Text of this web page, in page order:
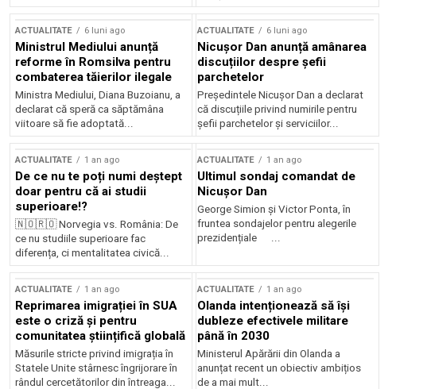
ACTUALITATE 6 luni ago
Ministrul Mediului anunță
reforme în Romsilva pentru
combaterea tăierilor ilegale
Ministra Mediului, Diana Buzoianu, a
declarat că speră ca săptămâna
viitoare să fie adoptată...
ACTUALITATE 6 luni ago
Nicușor Dan anunță amânarea
discuțiilor despre șefii
parchetelor
Președintele Nicușor Dan a declarat
că discuțiile privind numirile pentru
șefii parchetelor și serviciilor...
ACTUALITATE 1 an ago
De ce nu te poți numi deștept
doar pentru că ai studii
superioare!?
🇳🇴🇷🇴 Norvegia vs. România: De
ce nu studiile superioare fac
diferența, ci mentalitatea civică...
ACTUALITATE 1 an ago
Ultimul sondaj comandat de
Nicușor Dan
George Simion și Victor Ponta, în
fruntea sondajelor pentru alegerile
prezidențiale ...
ACTUALITATE 1 an ago
Reprimarea imigrației în SUA
este o criză și pentru
comunitatea științifică globală
Măsurile stricte privind imigrația în
Statele Unite stârnesc îngrijorare în
rândul cercetătorilor din întreaga...
ACTUALITATE 1 an ago
Olanda intenționează să își
dubleze efectivele militare
până în 2030
Ministerul Apărării din Olanda a
anunțat recent un obiectiv ambițios
de a mai mult...